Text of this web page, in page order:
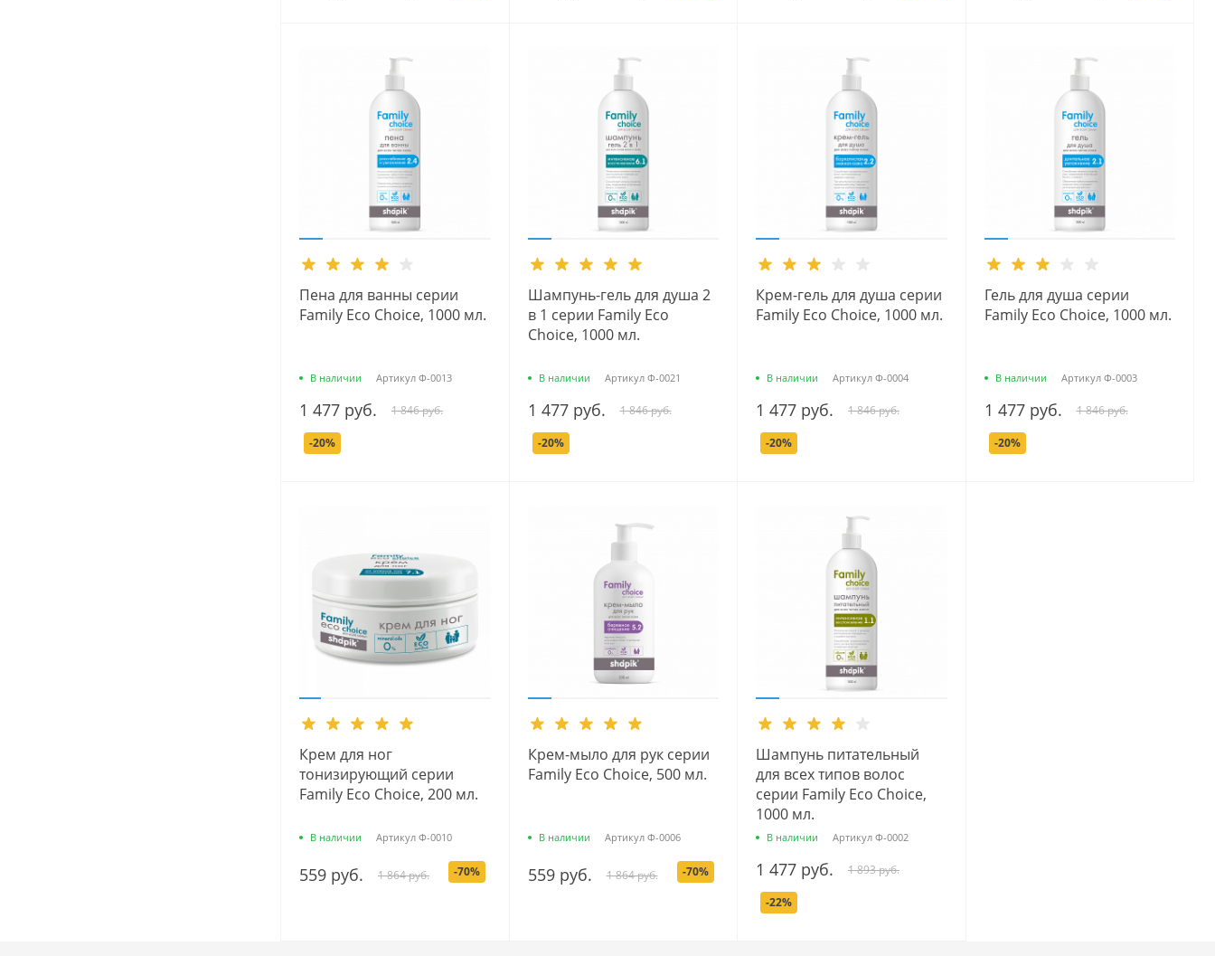
Пена для ванны серии
Family Eco Choice, 1000 мл.
В наличии Артикул Ф-0013
1 477 руб. 1 846 руб.
-20%
Шампунь-гель для душа 2
в 1 серии Family Eco
Choice, 1000 мл.
В наличии Артикул Ф-0021
1 477 руб. 1 846 руб.
-20%
Крем-гель для душа серии
Family Есо Сhoice, 1000 мл.
В наличии Артикул Ф-0004
1 477 руб. 1 846 руб.
-20%
Гель для душа серии
Family Есо Сhoice, 1000 мл.
В наличии Артикул Ф-0003
1 477 руб. 1 846 руб.
-20%
Крем для ног
тонизирующий серии
Family Eco Choice, 200 мл.
В наличии Артикул Ф-0010
559 руб. 1 864 руб. -70%
Крем-мыло для рук серии
Family Есо Сhoice, 500 мл.
В наличии Артикул Ф-0006
559 руб. 1 864 руб. -70%
Шампунь питательный
для всех типов волос
серии Family Есо Сhoice,
1000 мл.
В наличии Артикул Ф-0002
1 477 руб. 1 893 руб.
-22%